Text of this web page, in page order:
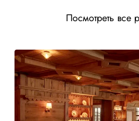
Посмотреть все